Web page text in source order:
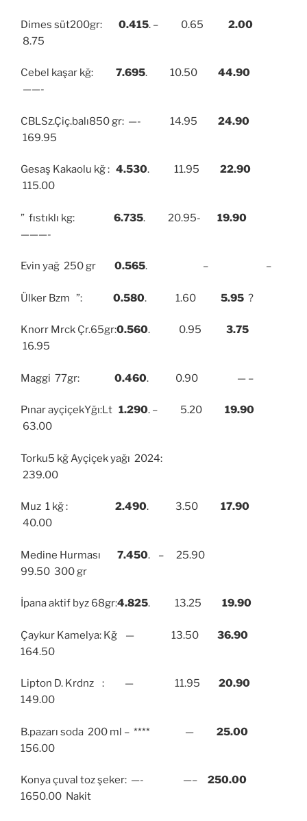
Dimes süt200gr: 0.415. – 0.65 2.00
8.75
Cebel kaşar kğ: 7.695. 10.50 44.90
——-
CBLSz.Çiç.balı850 gr: —- 14.95 24.90
169.95
Gesaş Kakaolu kğ : 4.530. 11.95 22.90
115.00
” fıstıklı kg: 6.735. 20.95- 19.90
———-
Evin yağ 250 gr 0.565. – –
Ülker Bzm ”: 0.580. 1.60 5.95 ?
Knorr Mrck Çr.65gr:0.560. 0.95 3.75
16.95
Maggi 77gr: 0.460. 0.90 — –
Pınar ayçiçekYğı:Lt 1.290. – 5.20
19.90
63.00
Torku5 kğ Ayçiçek yağı 2024:
239.00
Muz 1 kğ : 2.490. 3.50 17.90
40.00
Medine Hurması 7.450. – 25.90
99.50 300 gr
İpana aktif byz 68gr:4.825. 13.25 19.90
Çaykur Kamelya: Kğ — 13.50 36.90
164.50
Lipton D. Krdnz : — 11.95 20.90
149.00
B.pazarı soda 200 ml – **** — 25.00
156.00
Konya çuval toz şeker: —- —– 250.00
1650.00 Nakit